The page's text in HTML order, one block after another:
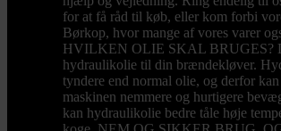
for at få råd til køb, eller kom forbi
Børkop, hvor mange af vores varer
HVILKEN OLIE SKAL BRUGES?
hydraulikolie til din brændekløver.
tyndere end normal olie, og derfor
maskinen nemmere og hurtigere
kan hydraulikolie bedre tåle høje